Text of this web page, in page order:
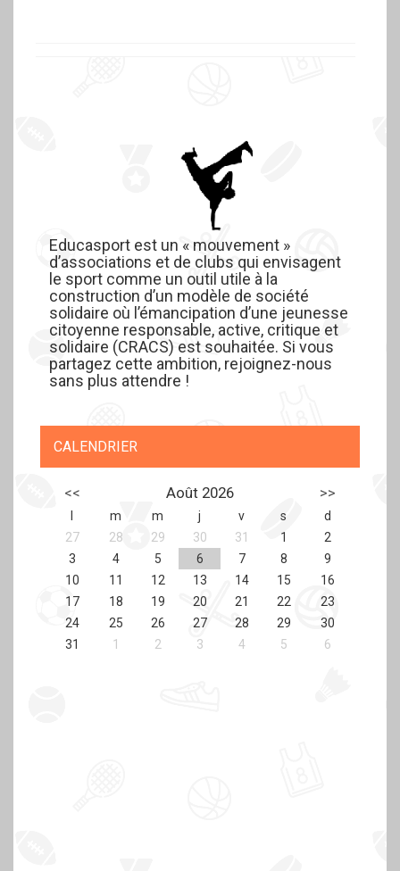
Educasport est un « mouvement »
d’associations et de clubs qui envisagent
le sport comme un outil utile à la
construction d’un modèle de société
solidaire où l’émancipation d’une jeunesse
citoyenne responsable, active, critique et
solidaire (CRACS) est souhaitée. Si vous
partagez cette ambition, rejoignez-nous
sans plus attendre !
CALENDRIER
<< Août 2026 >>
m m j v s
d
27
28 29 30 31 1
2
3
4 5 6 7 8
9
10
11 12 13 14 15
16
17
18 19 20 21 22
23
24
25 26 27 28 29
30
31
1 2 3 4 5 6